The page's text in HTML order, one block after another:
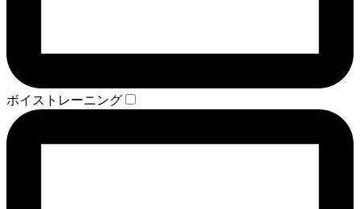
ボイストレーニング